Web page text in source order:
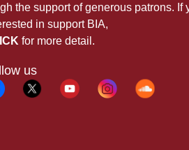
the support of generous patrons. If
in support BIA,
for more detail.
us